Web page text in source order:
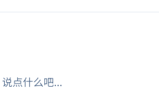
说点什么吧...